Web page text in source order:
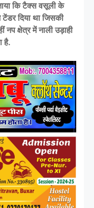
कि टैक्स वसूली के
टेंडर दिया था जिसकी
नप क्षेत्र में नाली उड़ाही
है.